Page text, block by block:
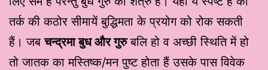
तर्क की कठोर सीमायें बुद्धिमता के प्रयोग को रोक सकती
हैं। जबचन्द्रमा बुध और गुरुबलि हो व अच्छी स्थिति में हो
तो जातक का मस्तिष्क/मन पुष्ट होता हैं उसके पास विवेक